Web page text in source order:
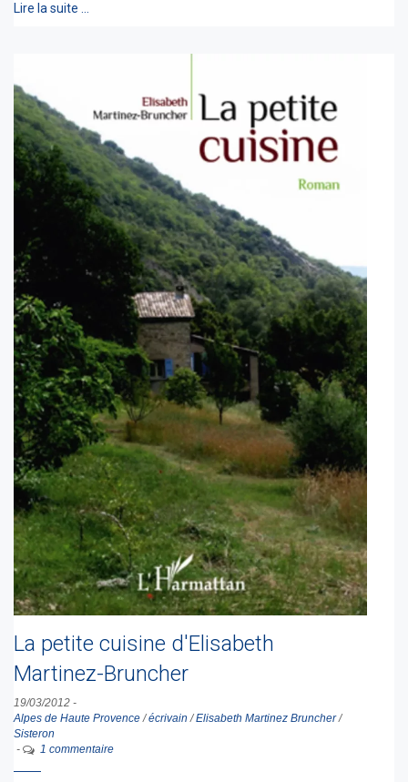
Lire la suite …
La petite cuisine d'Elisabeth
Martinez-Bruncher
19/03/2012 -
Alpes de Haute Provence /écrivain /Elisabeth Martinez Bruncher/
Sisteron
-
1 commentaire